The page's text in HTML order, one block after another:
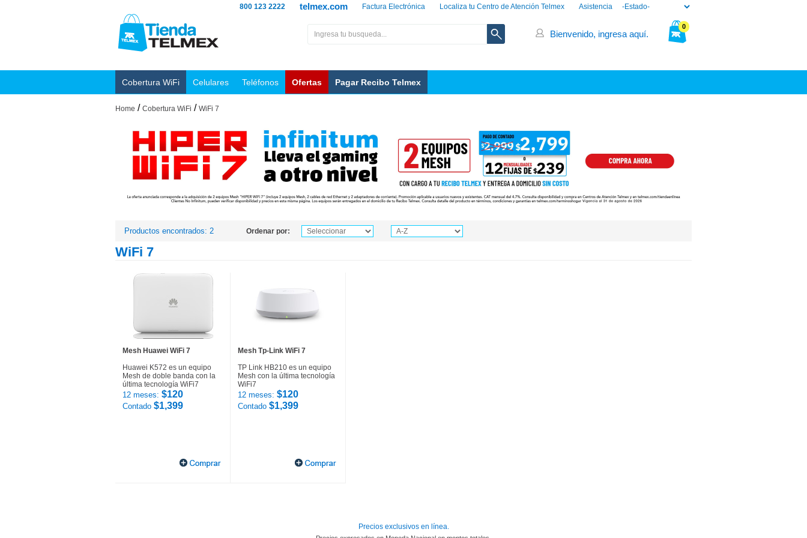
Asistencia
Localiza tu Centro de Atención Telmex
Factura Electrónica
telmex.com
800 123 2222
0
Bienvenido, ingresa aquí.
Cobertura WiFi Celulares Teléfonos Ofertas Pagar Recibo Telmex
Home / Cobertura WiFi / WiFi 7
Productos encontrados: 2 Ordenar por:
WiFi 7
Mesh Huawei WiFi 7
Huawei K572 es un equipo
Mesh de doble banda con la
última tecnología WiFi7
12 meses: $120
Contado $1,399
Mesh Tp-Link WiFi 7
TP Link HB210 es un equipo
Mesh con la última tecnología
WiFi7
12 meses: $120
Contado $1,399
Precios exclusivos en línea.